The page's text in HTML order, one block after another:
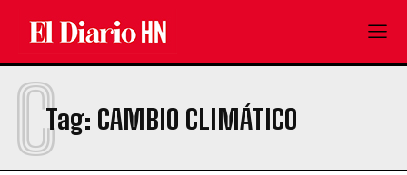
Tag: CAMBIO CLIMÁTICO
C